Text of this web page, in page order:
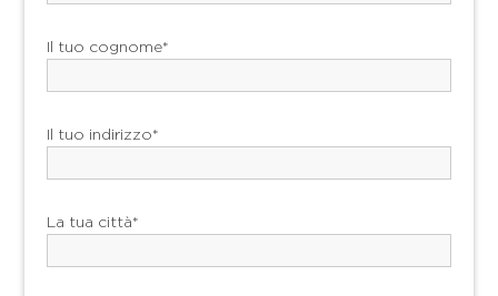
Il tuo cognome*
Il tuo indirizzo*
La tua città*